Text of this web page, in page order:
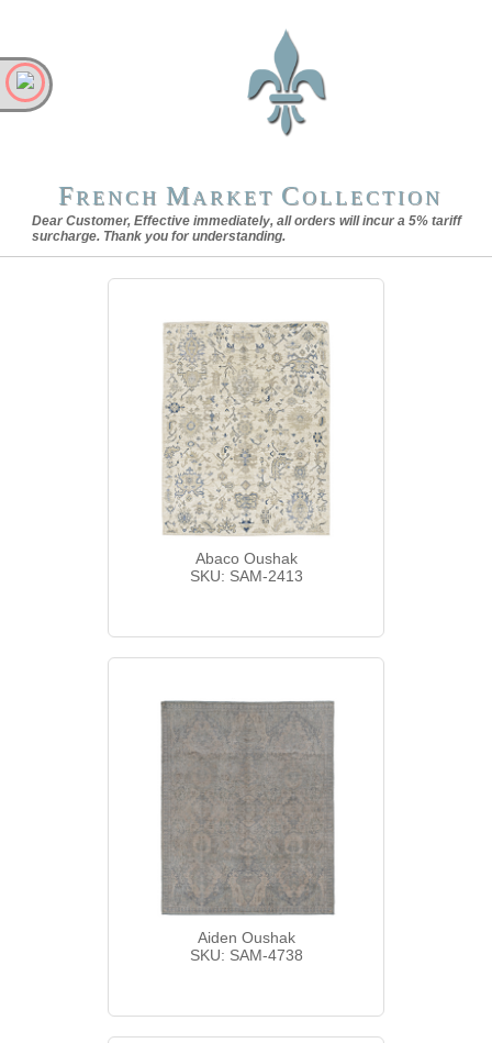
FRENCH MARKET COLLECTION
Dear Customer, Effective immediately, all orders will incur a 5% tariff
surcharge. Thank you for understanding.
Abaco Oushak
SKU: SAM-2413
Aiden Oushak
SKU: SAM-4738